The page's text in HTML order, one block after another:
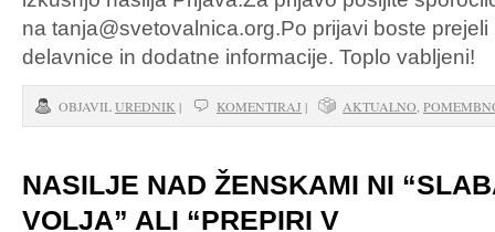
na tanja@svetovalnica.org.Po prijavi boste
delavnice in dodatne informacije. Toplo vabljeni!
OBJAVILUREDNIK | KOMENTIRAJ | AKTUALNO
NASILJE NAD ŽENSKAMI NI
VOLJA” ALI “PREPIRI V